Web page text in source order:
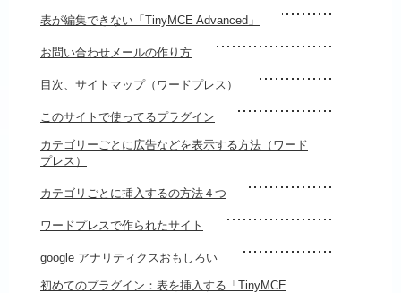
表が編集できない「TinyMCE Advanced」
お問い合わせメールの作り方
目次、サイトマップ（ワードプレス）
このサイトで使ってるプラグイン
カテゴリーごとに広告などを表示する方法（ワード
プレス）
カテゴリごとに挿入するの方法４つ
ワードプレスで作られたサイト
google アナリティクスおもしろい
初めてのプラグイン：表を挿入する「TinyMCE